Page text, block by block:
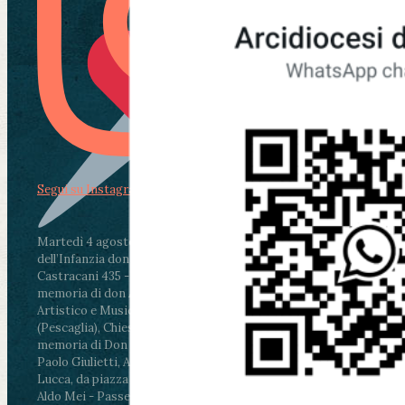
Martedì 4 agosto2026
ore 11:30 - Lucca, Scuola
dell’Infanzia don Aldo Mei - Viale Castruccio
Castracani 435 - Inaugurazione murales in
memoria di don Aldo Mei curato dal Liceo
Artistico e Musicale “Passaglia”
ore 18 - Fiano
(Pescaglia), Chiesa parrocchiale - Messa in
memoria di Don Aldo Mei celebrata da mons.
Paolo Giulietti, Arcivescovo di Lucca
ore 20.30 -
Lucca, da piazza San Michele al Cippo di don
Aldo Mei - Passeggiata della Memoria in alcuni
Segui su Instagram